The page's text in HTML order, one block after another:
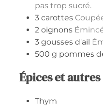
pas trop sucré.
3 carottes
2 oignons
3 gousses d'ail
500 g pommes
Épices et autres
Thym